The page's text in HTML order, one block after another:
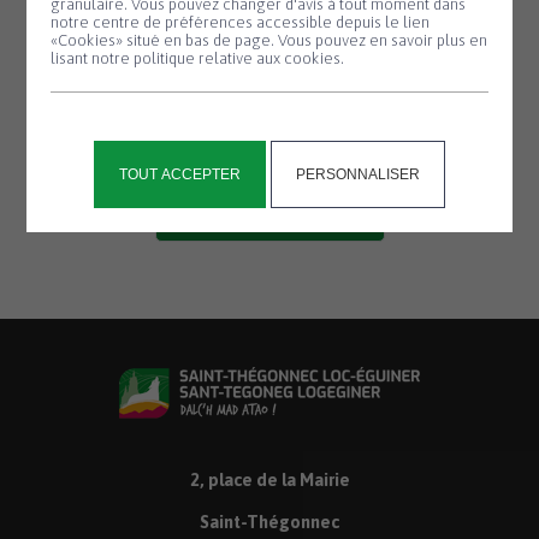
granulaire. Vous pouvez changer d'avis à tout moment dans
notre centre de préférences accessible depuis le lien
«Cookies» situé en bas de page. Vous pouvez en savoir plus en
lisant notre politique relative aux cookies.
TOUT ACCEPTER PERSONNALISER
titulaire de l’autorité parentale.
Il n’est pas nécessaire de vous rendre en
2, place de la Mairie
Saint-Thégonnec